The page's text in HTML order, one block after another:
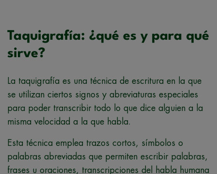
Taquigrafía: ¿qué es y para qué
sirve?
La taquigrafía es una técnica de escritura en la que
se utilizan ciertos signos y abreviaturas especiales
para poder transcribir todo lo que dice alguien a la
misma velocidad a la que habla.
Esta técnica emplea trazos cortos, símbolos o
palabras abreviadas que permiten escribir palabras,
frases u oraciones, transcripciones del habla humana